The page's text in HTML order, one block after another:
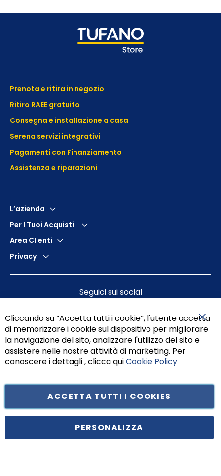
Prenota e ritira in negozio
Ritiro RAEE gratuito
Consegna e installazione a casa
Serena servizi integrativi
Pagamenti con Finanziamento
Assistenza e riparazioni
L’azienda
Per I Tuoi Acquisti
Area Clienti
Privacy
Seguici sui social
Principe di Piemonte 199, cap. 80026 Casoria (NA) - C.F. 05834470634 -
Cliccando su “Accetta tutti i cookie”, l'utente accetta
di memorizzare i cookie sul dispositivo per migliorare
la navigazione del sito, analizzare l'utilizzo del sito e
assistere nelle nostre attività di marketing. Per
conoscere i dettagli , clicca quiCookie Policy
ACCETTA TUTTI I COOKIES
PERSONALIZZA